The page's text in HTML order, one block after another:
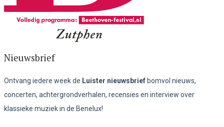
Nieuwsbrief
Ontvang iedere week de Luister nieuwsbrief bomvol nieuws,
concerten, achtergrondverhalen, recensies en interview over
klassieke muziek in de Benelux!